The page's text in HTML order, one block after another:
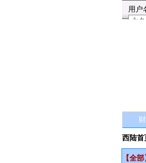
西陆首
【全部